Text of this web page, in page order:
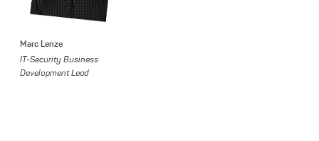
Marc Lenze
IT-Security Business
Development Lead